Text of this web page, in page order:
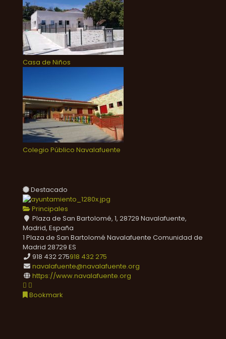
Casa de Niños
Colegio Público Navalafuente
Destacado
Principales
Plaza de San Bartolomé, 1, 28729 Navalafuente,
Madrid, España
1 Plaza de San Bartolomé Navalafuente Comunidad de
Madrid 28729 ES
918 432 275918 432 275
navalafuente@navalafuente.org
https://www.navalafuente.org
Bookmark